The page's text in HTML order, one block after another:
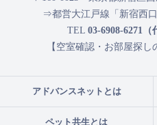
アドバンスネットとは
ペット共生とは
⇒都営大江戸線「新宿西
TEL 03-6908-6271（
【空室確認・お部屋探し